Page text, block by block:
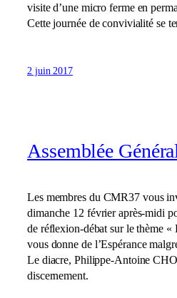
visite d’une micro ferme en
Cette journée de convivialité se
2 juin 2017
Assemblée
Les membres du CMR37 vous
dimanche 12 février après-midi
de réflexion-débat sur le thème «
vous donne de l’Espérance
Le diacre, Philippe-Antoine
discernement.